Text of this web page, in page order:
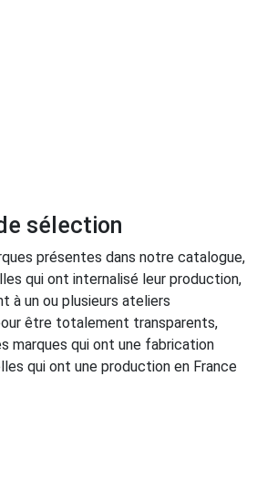
sélection
présentes dans notre catalogue,
qui ont internalisé leur production,
à un ou plusieurs ateliers
être totalement transparents,
marques qui ont une fabrication
qui ont une production en France